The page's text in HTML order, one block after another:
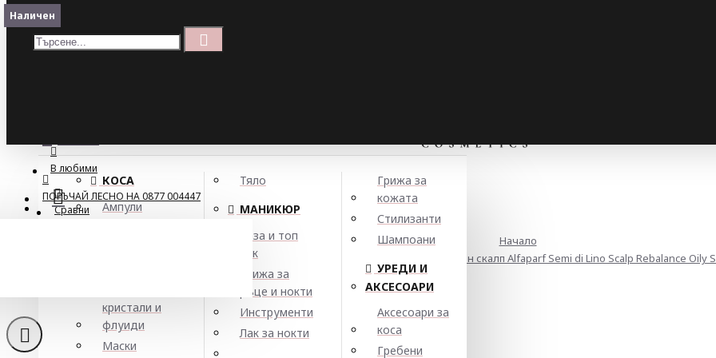
Меню
Кошница
В любими
Сравни
КОСА
Ампули
кристали и
флуиди
Маски
Тяло
МАНИКЮР
База и топ
лак
Грижа за
ръце и нокти
Инструменти
Лак за нокти
Грижа за
кожата
Стилизанти
Шампоани
УРЕДИ И
АКСЕСОАРИ
Аксесоари за
коса
Гребени
ПОРЪЧАЙ ЛЕСНО НА 0877 004447
Начало
Себобалансиращ шампоан за мазен скалп Alfaparf Semi di Lino Scalp Rebalance Oily
Наличен